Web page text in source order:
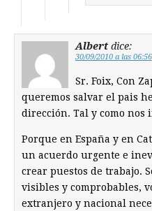
Albert dice:
30/09/2010 a las 06:56
Sr. Foix, Con
queremos salvar el pais
dirección. Tal y como nos
Porque en España y en
un acuerdo urgente e
crear puestos de trabajo.
visibles y comprobables,
extranjero y nacional